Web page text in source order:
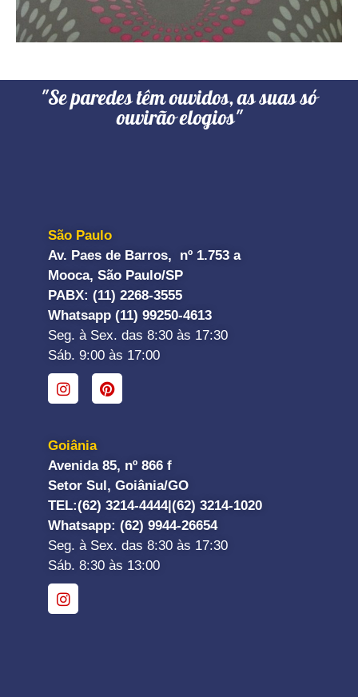
"Se paredes têm ouvidos, as suas só
ouvirão elogios"
São Paulo
Av. Paes de Barros, nº 1.753 a
Mooca, São Paulo/SP
PABX: (11) 2268-3555
Whatsapp (11) 99250-4613
Seg. à Sex. das 8:30 às 17:30
Sáb. 9:00 às 17:00
Goiânia
Avenida 85, nº 866 f
Setor Sul, Goiânia/GO
TEL:(62) 3214-4444|(62) 3214-1020
Whatsapp: (62) 9944-26654
Seg. à Sex. das 8:30 às 17:30
Sáb. 8:30 às 13:00